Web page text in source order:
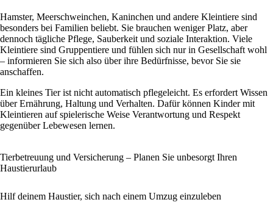
Hamster, Meerschweinchen, Kaninchen und andere Kleintiere sind
besonders bei Familien beliebt. Sie brauchen weniger Platz, aber
dennoch tägliche Pflege, Sauberkeit und soziale Interaktion. Viele
Kleintiere sind Gruppentiere und fühlen sich nur in Gesellschaft wohl
– informieren Sie sich also über ihre Bedürfnisse, bevor Sie sie
anschaffen.
Ein kleines Tier ist nicht automatisch pflegeleicht. Es erfordert Wissen
über Ernährung, Haltung und Verhalten. Dafür können Kinder mit
Kleintieren auf spielerische Weise Verantwortung und Respekt
gegenüber Lebewesen lernen.
Tierbetreuung und Versicherung – Planen Sie unbesorgt Ihren
Haustierurlaub
Hilf deinem Haustier, sich nach einem Umzug einzuleben